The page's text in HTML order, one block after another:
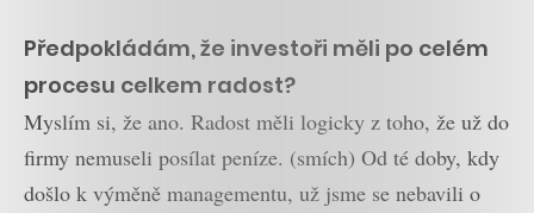
Předpokládám, že investoři měli po celém
procesu celkem radost?
Myslím si, že ano. Radost měli logicky z toho, že už do
firmy nemuseli posílat peníze. (smích) Od té doby, kdy
došlo k výměně managementu, už jsme se nebavili o